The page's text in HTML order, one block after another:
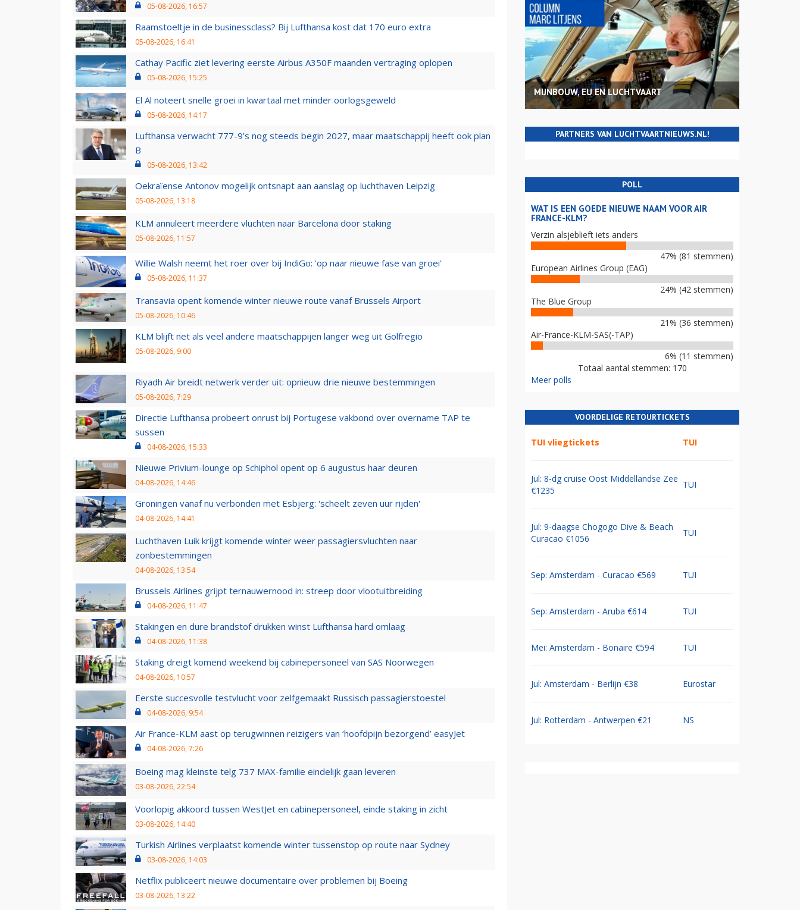
05-08-2026, 16:57
Raamstoeltje in de businessclass? Bij Lufthansa kost dat 170 euro extra
05-08-2026, 16:41
Cathay Pacific ziet levering eerste Airbus A350F maanden vertraging oplopen
05-08-2026, 15:25
El Al noteert snelle groei in kwartaal met minder oorlogsgeweld
05-08-2026, 14:17
Lufthansa verwacht 777-9’s nog steeds begin 2027, maar maatschappij heeft ook plan
B
05-08-2026, 13:42
Oekraïense Antonov mogelijk ontsnapt aan aanslag op luchthaven Leipzig
05-08-2026, 13:18
KLM annuleert meerdere vluchten naar Barcelona door staking
05-08-2026, 11:57
Willie Walsh neemt het roer over bij IndiGo: 'op naar nieuwe fase van groei'
05-08-2026, 11:37
Transavia opent komende winter nieuwe route vanaf Brussels Airport
05-08-2026, 10:46
KLM blijft net als veel andere maatschappijen langer weg uit Golfregio
05-08-2026, 9:00
Riyadh Air breidt netwerk verder uit: opnieuw drie nieuwe bestemmingen
05-08-2026, 7:29
Directie Lufthansa probeert onrust bij Portugese vakbond over overname TAP te
sussen
04-08-2026, 15:33
Nieuwe Privium-lounge op Schiphol opent op 6 augustus haar deuren
04-08-2026, 14:46
Groningen vanaf nu verbonden met Esbjerg: 'scheelt zeven uur rijden'
04-08-2026, 14:41
Luchthaven Luik krijgt komende winter weer passagiersvluchten naar
zonbestemmingen
04-08-2026, 13:54
Brussels Airlines grijpt ternauwernood in: streep door vlootuitbreiding
04-08-2026, 11:47
Stakingen en dure brandstof drukken winst Lufthansa hard omlaag
04-08-2026, 11:38
Staking dreigt komend weekend bij cabinepersoneel van SAS Noorwegen
04-08-2026, 10:57
Eerste succesvolle testvlucht voor zelfgemaakt Russisch passagierstoestel
04-08-2026, 9:54
Air France-KLM aast op terugwinnen reizigers van ‘hoofdpijn bezorgend’ easyJet
04-08-2026, 7:26
Boeing mag kleinste telg 737 MAX-familie eindelijk gaan leveren
03-08-2026, 22:54
Voorlopig akkoord tussen WestJet en cabinepersoneel, einde staking in zicht
03-08-2026, 14:40
Turkish Airlines verplaatst komende winter tussenstop op route naar Sydney
03-08-2026, 14:03
Netflix publiceert nieuwe documentaire over problemen bij Boeing
03-08-2026, 13:22
MIJNBOUW, EU EN LUCHTVAART
PARTNERS VAN LUCHTVAARTNIEUWS.NL!
POLL
WAT IS EEN GOEDE NIEUWE NAAM VOOR AIR
FRANCE-KLM?
Verzin alsjeblieft iets anders
47% (81 stemmen)
European Airlines Group (EAG)
24% (42 stemmen)
The Blue Group
21% (36 stemmen)
Air-France-KLM-SAS(-TAP)
6% (11 stemmen)
Totaal aantal stemmen: 170
Meer polls
VOORDELIGE RETOURTICKETS
TUI vliegtickets TUI
Jul: 8-dg cruise Oost Middellandse Zee
€1235
TUI
Jul: 9-daagse Chogogo Dive & Beach
Curacao €1056
TUI
Sep: Amsterdam - Curacao €569 TUI
Sep: Amsterdam - Aruba €614 TUI
Mei: Amsterdam - Bonaire €594 TUI
Jul: Amsterdam - Berlijn €38 Eurostar
Jul: Rotterdam - Antwerpen €21 NS